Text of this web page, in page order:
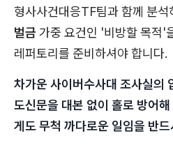
형사사건대응TF팀과 함께 분석
벌금 가중 요건인 '비방할 목적'
레퍼토리를 준비하셔야 합니다.
차가운 사이버수사대 조사실의
도신문을 대본 없이 홀로 방어
게도 무척 까다로운 일임을 반